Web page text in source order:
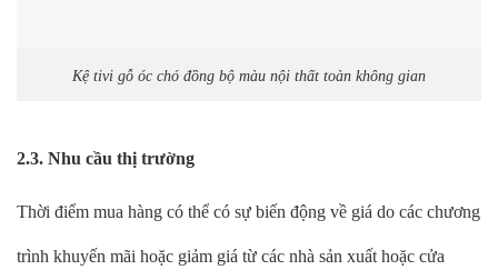
Kệ tivi gỗ óc chó đồng bộ màu nội thất toàn không gian
2.3. Nhu cầu thị trường
Thời điểm mua hàng có thể có sự biến động về giá do các chương
trình khuyến mãi hoặc giảm giá từ các nhà sản xuất hoặc cửa